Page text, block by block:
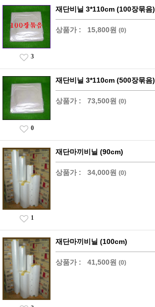
재단비닐 3*110cm (100장묶음)
상품가 : 15,800원 (0)
3
재단비닐 3*110cm (500장묶음)
상품가 : 73,500원 (0)
0
재단마끼비닐 (90cm)
상품가 : 34,000원 (0)
1
재단마끼비닐 (100cm)
상품가 : 41,500원 (0)